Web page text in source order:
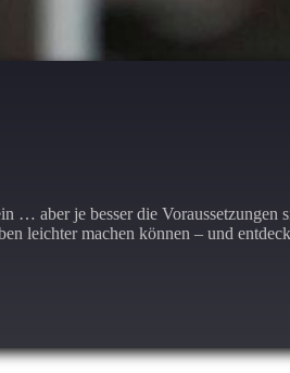
… aber je besser die Voraussetzungen
leichter machen können – und